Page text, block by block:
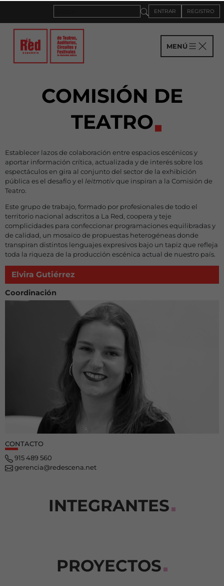
ENTRAR REGISTRO
MENÚ
COMISIÓN DE
TEATRO
Elvira Gutiérrez
Coordinación
CONTACTO
915 489 560
gerencia@redescena.net
Establecer lazos de colaboración entre espacios escénicos y
aportar información crítica, actualizada y de interés sobre los
espectáculos en gira al conjunto del sector de la exhibición
pública es el desafío y el leitmotivque inspiran a la Comisión de
Teatro.
Este grupo de trabajo, formado por profesionales de todo el
territorio nacional adscritos a La Red, coopera y teje
complicidades para confeccionar programaciones equilibradas y
de calidad, un mosaico de propuestas heterogéneas donde
transpiran distintos lenguajes expresivos bajo un tapiz que refleja
toda la riqueza de la producción escénica actual de nuestro país.
INTEGRANTES
PROYECTOS